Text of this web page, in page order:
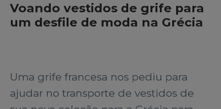
Voando vestidos de grife para
um desfile de moda na Grécia
Uma grife francesa nos pediu para
ajudar no transporte de vestidos de